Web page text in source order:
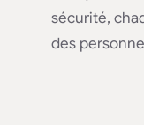
sécurité,
des